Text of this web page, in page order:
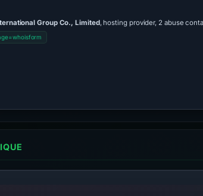
Group Co., Limited, hosting provider, 2 abuse